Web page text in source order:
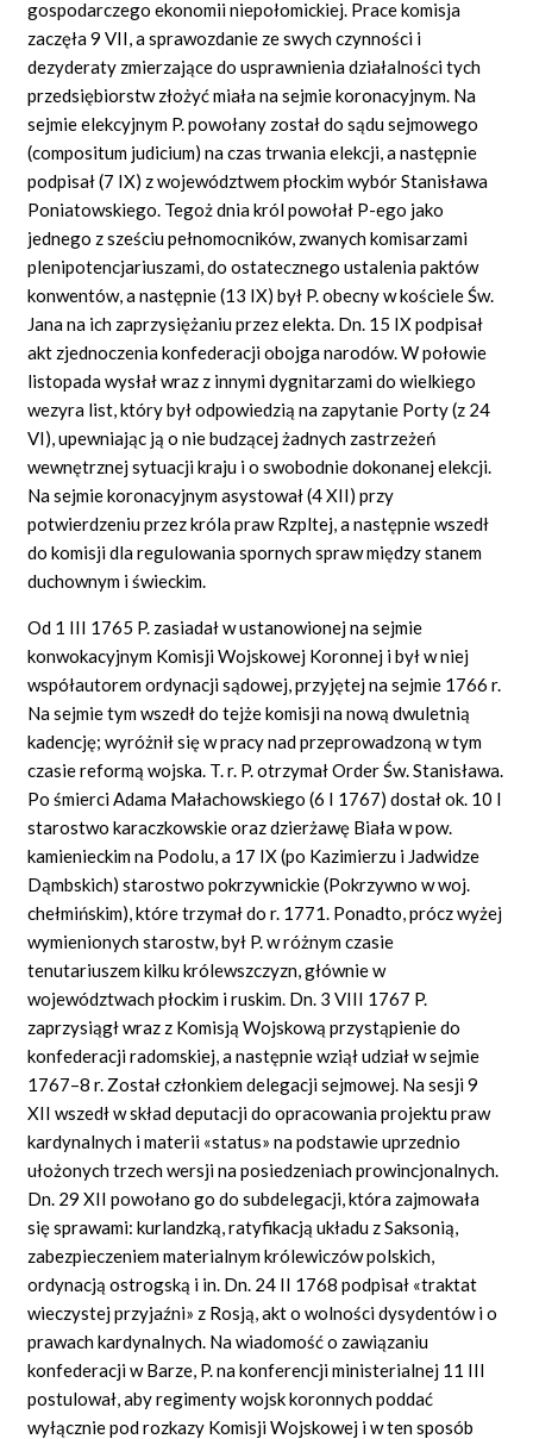
gospodarczego ekonomii niepołomickiej. Prace komisja
zaczęła 9 VII, a sprawozdanie ze swych czynności i
dezyderaty zmierzające do usprawnienia działalności tych
przedsiębiorstw złożyć miała na sejmie koronacyjnym. Na
sejmie elekcyjnym P. powołany został do sądu sejmowego
(compositum judicium) na czas trwania elekcji, a następnie
podpisał (7 IX) z województwem płockim wybór Stanisława
Poniatowskiego. Tegoż dnia król powołał P-ego jako
jednego z sześciu pełnomocników, zwanych komisarzami
plenipotencjariuszami, do ostatecznego ustalenia paktów
konwentów, a następnie (13 IX) był P. obecny w kościele Św.
Jana na ich zaprzysiężaniu przez elekta. Dn. 15 IX podpisał
akt zjednoczenia konfederacji obojga narodów. W połowie
listopada wysłał wraz z innymi dygnitarzami do wielkiego
wezyra list, który był odpowiedzią na zapytanie Porty (z 24
VI), upewniając ją o nie budzącej żadnych zastrzeżeń
wewnętrznej sytuacji kraju i o swobodnie dokonanej elekcji.
Na sejmie koronacyjnym asystował (4 XII) przy
potwierdzeniu przez króla praw Rzpltej, a następnie wszedł
do komisji dla regulowania spornych spraw między stanem
duchownym i świeckim.
Od 1 III 1765 P. zasiadał w ustanowionej na sejmie
konwokacyjnym Komisji Wojskowej Koronnej i był w niej
współautorem ordynacji sądowej, przyjętej na sejmie 1766 r.
Na sejmie tym wszedł do tejże komisji na nową dwuletnią
kadencję; wyróżnił się w pracy nad przeprowadzoną w tym
czasie reformą wojska. T. r. P. otrzymał Order Św. Stanisława.
Po śmierci Adama Małachowskiego (6 I 1767) dostał ok. 10 I
starostwo karaczkowskie oraz dzierżawę Biała w pow.
kamienieckim na Podolu, a 17 IX (po Kazimierzu i Jadwidze
Dąmbskich) starostwo pokrzywnickie (Pokrzywno w woj.
chełmińskim), które trzymał do r. 1771. Ponadto, prócz wyżej
wymienionych starostw, był P. w różnym czasie
tenutariuszem kilku królewszczyzn, głównie w
województwach płockim i ruskim. Dn. 3 VIII 1767 P.
zaprzysiągł wraz z Komisją Wojskową przystąpienie do
konfederacji radomskiej, a następnie wziął udział w sejmie
1767–8 r. Został członkiem delegacji sejmowej. Na sesji 9
XII wszedł w skład deputacji do opracowania projektu praw
kardynalnych i materii «status» na podstawie uprzednio
ułożonych trzech wersji na posiedzeniach prowincjonalnych.
Dn. 29 XII powołano go do subdelegacji, która zajmowała
się sprawami: kurlandzką, ratyfikacją układu z Saksonią,
zabezpieczeniem materialnym królewiczów polskich,
ordynacją ostrogską i in. Dn. 24 II 1768 podpisał «traktat
wieczystej przyjaźni» z Rosją, akt o wolności dysydentów i o
prawach kardynalnych. Na wiadomość o zawiązaniu
konfederacji w Barze, P. na konferencji ministerialnej 11 III
postulował, aby regimenty wojsk koronnych poddać
wyłącznie pod rozkazy Komisji Wojskowej i w ten sposób